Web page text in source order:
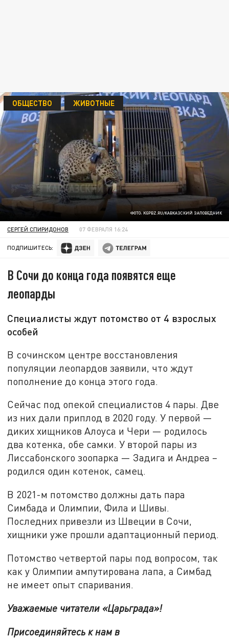
ФОТО: KGPBZ.RU/КАВКАЗСКИЙ ЗАПОВЕДНИК
ОБЩЕСТВО ЖИВОТНЫЕ
СЕРГЕЙ СПИРИДОНОВ 07 ФЕВРАЛЯ 16:24
ПОДПИШИТЕСЬ:
В Сочи до конца года появятся еще
леопарды
Специалисты ждут потомство от 4 взрослых
особей
В сочинском центре восстановления
популяции леопардов заявили, что ждут
пополнение до конца этого года.
Сейчас под опекой специалистов 4 пары. Две
из них дали приплод в 2020 году. У первой —
диких хищников Алоуса и Чери — родилось
два котенка, обе самки. У второй пары из
Лиссабонского зоопарка — Задига и Андреа –
родился один котенок, самец.
В 2021-м потомство должны дать пара
Симбада и Олимпии, Фила и Шивы.
Последних привезли из Швеции в Сочи,
хищники уже прошли адаптационный период.
Потомство четвертой пары под вопросом, так
как у Олимпии ампутирована лапа, а Симбад
не имеет опыт спаривания.
Уважаемые читатели «Царьграда»!
Присоединяйтесь к нам в